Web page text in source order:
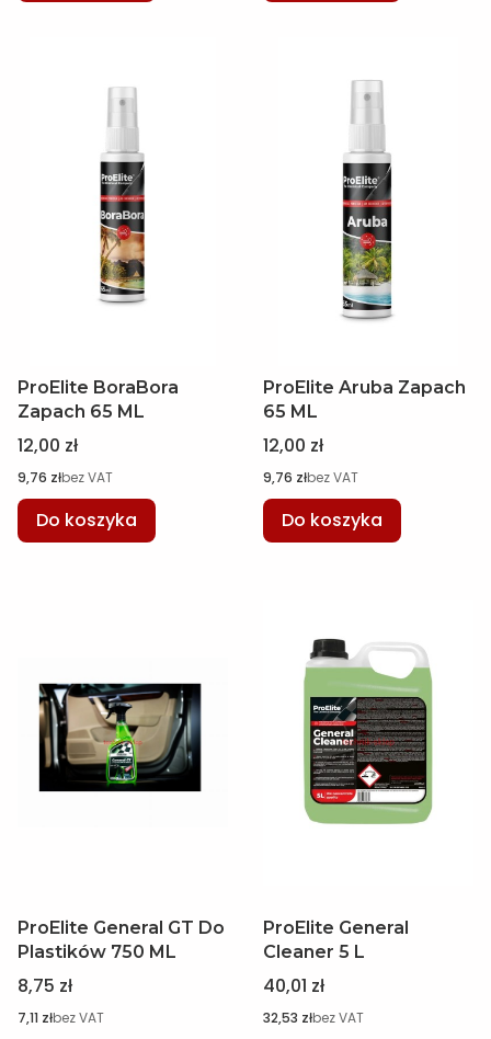
ProElite BoraBora
Zapach 65 ML
Cena
12,00 zł
Cena
9,76 złbez VAT
Do koszyka
ProElite Aruba Zapach
65 ML
Cena
12,00 zł
Cena
9,76 złbez VAT
Do koszyka
ProElite General GT Do
Plastików 750 ML
Cena
8,75 zł
Cena
7,11 złbez VAT
ProElite General
Cleaner 5 L
Cena
40,01 zł
Cena
32,53 złbez VAT